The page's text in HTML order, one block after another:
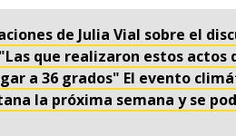
de Julia Vial sobre el
que realizaron estos
a 36 grados" El evento
la próxima semana y se